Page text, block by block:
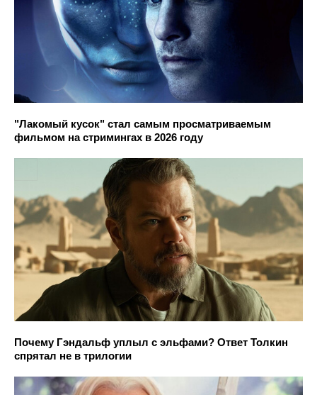
"Лакомый кусок" стал самым просматриваемым
фильмом на стримингах в 2026 году
Почему Гэндальф уплыл с эльфами? Ответ Толкин
спрятал не в трилогии